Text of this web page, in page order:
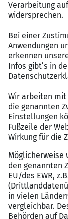
Werte &
unser